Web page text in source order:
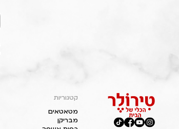
קטגוריות
מטאטאים
מבריקן